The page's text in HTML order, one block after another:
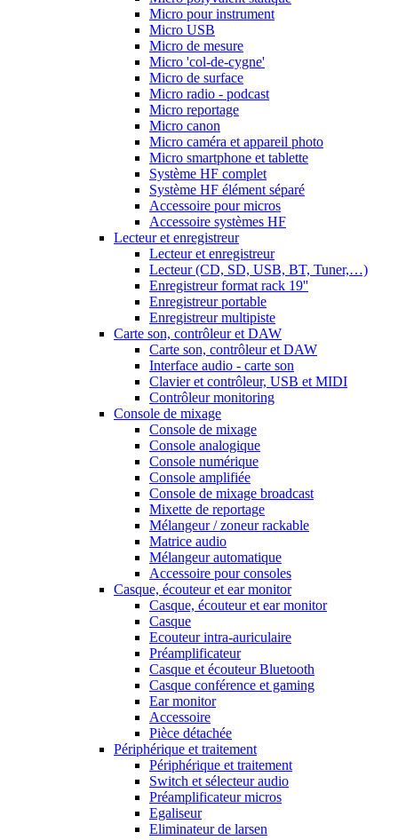
Micro pour instrument
Micro USB
Micro de mesure
Micro 'col-de-cygne'
Micro de surface
Micro radio - podcast
Micro reportage
Micro canon
Micro caméra et appareil photo
Micro smartphone et tablette
Système HF complet
Système HF élément séparé
Accessoire pour micros
Accessoire systèmes HF
Lecteur et enregistreur
Lecteur et enregistreur
Lecteur (CD, SD, USB, BT, Tuner,…)
Enregistreur format rack 19''
Enregistreur portable
Enregistreur multipiste
Carte son, contrôleur et DAW
Carte son, contrôleur et DAW
Interface audio - carte son
Clavier et contrôleur, USB et MIDI
Contrôleur monitoring
Console de mixage
Console de mixage
Console analogique
Console numérique
Console amplifiée
Console de mixage broadcast
Mixette de reportage
Mélangeur / zoneur rackable
Matrice audio
Mélangeur automatique
Accessoire pour consoles
Casque, écouteur et ear monitor
Casque, écouteur et ear monitor
Casque
Ecouteur intra-auriculaire
Préamplificateur
Casque et écouteur Bluetooth
Casque conférence et gaming
Ear monitor
Accessoire
Pièce détachée
Périphérique et traitement
Périphérique et traitement
Switch et sélecteur audio
Préamplificateur micros
Egaliseur
Eliminateur de larsen